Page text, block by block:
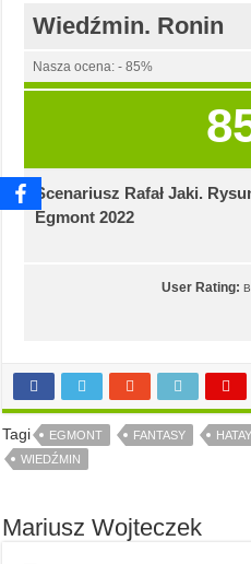
Wiedźmin. Ronin
Nasza ocena: - 85%
Scenariusz Rafał Jaki.
Egmont 2022
User Rating:
Tagi EGMONT FANTASY
WIEDŹMIN
Mariusz Wojteczek